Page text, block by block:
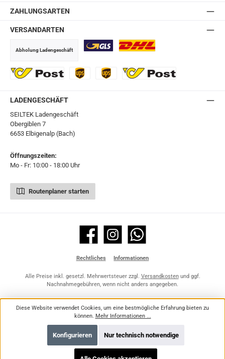
ZAHLUNGSARTEN
VERSANDARTEN
Abholung Ladengeschäft
LADENGESCHÄFT
SEILTEK Ladengeschäft
Obergiblen 7
6653 Elbigenalp (Bach)
Öffnungszeiten:
Mo - Fr: 10:00 - 18:00 Uhr
Routenplaner starten
Facebook Instagram WhatsApp
Rechtliches Informationen
Alle Preise inkl. gesetzl. Mehrwertsteuer zzgl. Versandkostenund ggf.
Nachnahmegebühren, wenn nicht anders angegeben.
Diese Website verwendet Cookies, um eine bestmögliche Erfahrung bieten zu
können. Mehr Informationen ...
Nur technisch notwendige
Konfigurieren